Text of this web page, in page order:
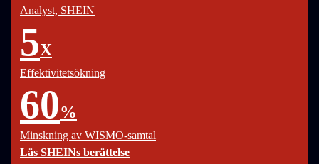
Analyst, SHEIN
5X
Effektivitetsökning
60%
Minskning av WISMO-samtal
Läs SHEINs berättelse